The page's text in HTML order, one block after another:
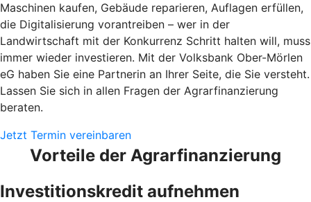
Maschinen kaufen, Gebäude reparieren, Auflagen erfüllen,
die Digitalisierung vorantreiben – wer in der
Landwirtschaft mit der Konkurrenz Schritt halten will, muss
immer wieder investieren. Mit der Volksbank Ober-Mörlen
eG haben Sie eine Partnerin an Ihrer Seite, die Sie versteht.
Lassen Sie sich in allen Fragen der Agrarfinanzierung
beraten.
Jetzt Termin vereinbaren
Vorteile der Agrarfinanzierung
Investitionskredit aufnehmen